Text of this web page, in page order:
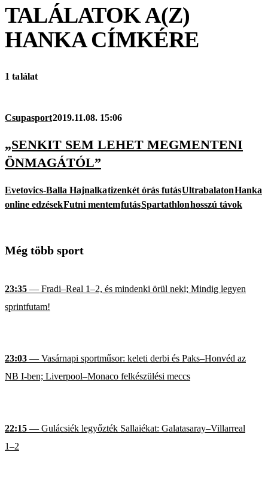
TALÁLATOK A(Z)
HANKACÍMKÉRE
1 találat
Csupasport2019.11.08. 15:06
„SENKIT SEM LEHET MEGMENTENI
ÖNMAGÁTÓL”
Evetovics-Balla Hajnalkatizenkét órás futásUltrabalatonHanka
online edzésekFutni mentemfutásSpartathlonhosszú távok
Még több sport
23:35 — Fradi–Real 1–2, és mindenki örül neki; Mindig legyen
sprintfutam!
23:03 — Vasárnapi sportműsor: keleti derbi és Paks–Honvéd az
NB I-ben; Liverpool–Monaco felkészülési meccs
22:15 — Gulácsiék legyőzték Sallaiékat: Galatasaray–Villarreal
1–2